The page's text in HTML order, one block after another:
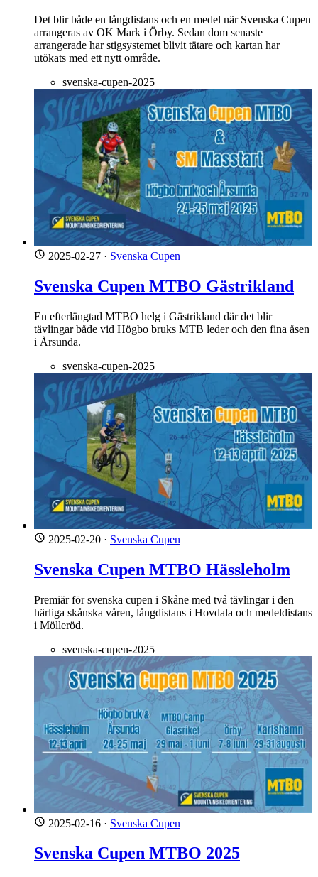
Det blir både en långdistans och en medel när Svenska Cupen
arrangeras av OK Mark i Örby. Sedan dom senaste
arrangerade har stigsystemet blivit tätare och kartan har
utökats med ett nytt område.
svenska-cupen-2025
2025-02-27 · Svenska Cupen
Svenska Cupen MTBO Gästrikland
En efterlängtad MTBO helg i Gästrikland där det blir
tävlingar både vid Högbo bruks MTB leder och den fina åsen
i Årsunda.
svenska-cupen-2025
2025-02-20 · Svenska Cupen
Svenska Cupen MTBO Hässleholm
Premiär för svenska cupen i Skåne med två tävlingar i den
härliga skånska våren, långdistans i Hovdala och medeldistans
i Mölleröd.
svenska-cupen-2025
2025-02-16 · Svenska Cupen
Svenska Cupen MTBO 2025